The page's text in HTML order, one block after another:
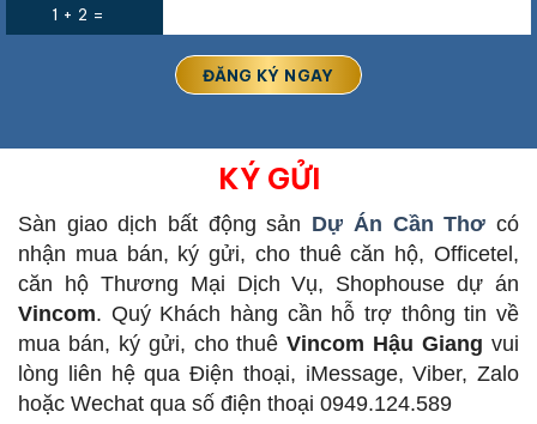
1 + 2 =
KÝ GỬI
Sàn giao dịch bất động sản Dự Án Cần Thơ có
nhận mua bán, ký gửi, cho thuê căn hộ, Officetel,
căn hộ Thương Mại Dịch Vụ, Shophouse dự án
Vincom. Quý Khách hàng cần hỗ trợ thông tin về
mua bán, ký gửi, cho thuêVincom Hậu Giang vui
lòng liên hệ qua Điện thoại, iMessage, Viber, Zalo
hoặc Wechat qua số điện thoại 0949.124.589